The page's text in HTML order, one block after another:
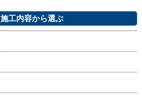
施工内容から選ぶ